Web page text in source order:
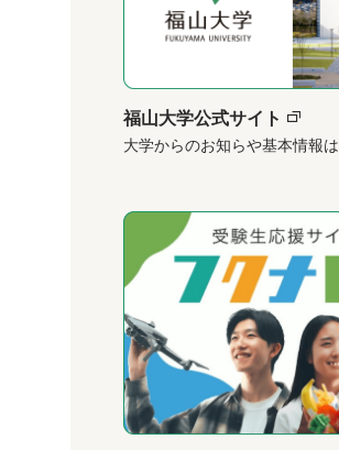
福山大学公式サイト
大学からのお知らや基本情報